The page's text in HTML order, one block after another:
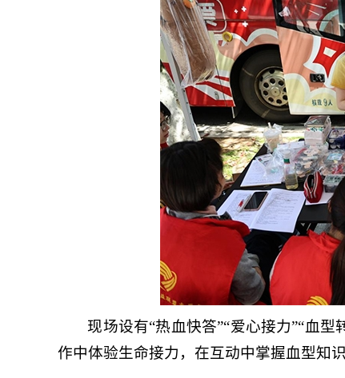
现场设有“热血快答”“爱心接力”“血
作中体验生命接力，在互动中掌握血型知识